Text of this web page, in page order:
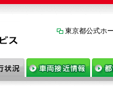
東京都公式ホ